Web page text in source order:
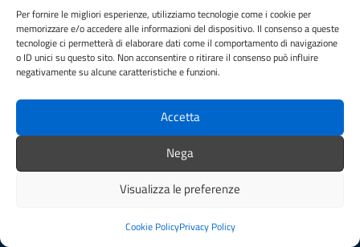
Per fornire le migliori esperienze, utilizziamo tecnologie come i cookie per
memorizzare e/o accedere alle informazioni del dispositivo. Il consenso a queste
tecnologie ci permetterà di elaborare dati come il comportamento di navigazione
o ID unici su questo sito. Non acconsentire o ritirare il consenso può influire
negativamente su alcune caratteristiche e funzioni.
Accetta
Nega
Visualizza le preferenze
Cookie PolicyPrivacy Policy
Informativa privacy
Cookie policy
Dichiarazione di accessibilità
Note legali
SEGUICI SU
Facebook Comune Facebook farmacia
Credits